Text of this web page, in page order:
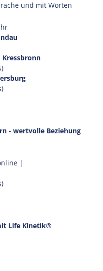
und mit Worten
Kressbronn
- wertvolle Beziehung
|
Life Kinetik®